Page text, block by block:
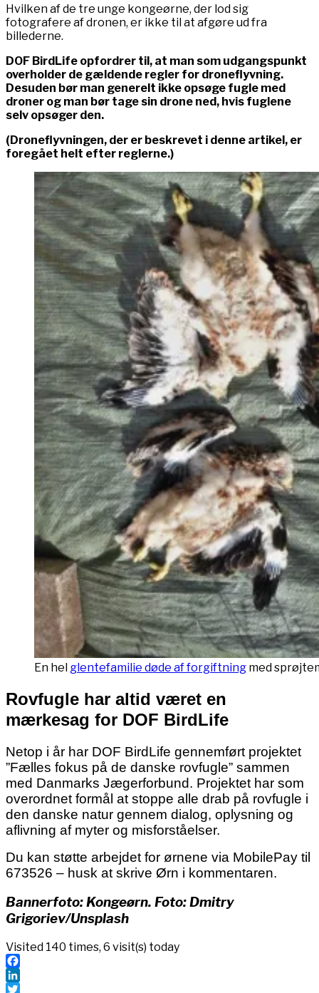
Hvilken af de tre unge kongeørne, der lod sig
fotografere af dronen, er ikke til at afgøre ud fra
billederne.
DOF BirdLife opfordrer til, at man som udgangspunkt
overholder de gældende regler for droneflyvning.
Desuden bør man generelt ikke opsøge fugle med
droner og man bør tage sin drone ned, hvis fuglene
selv opsøger den.
(Droneflyvningen, der er beskrevet i denne artikel, er
foregået helt efter reglerne.)
En hel glentefamilie døde af forgiftning med
Rovfugle har altid været en
mærkesag for DOF BirdLife
Netop i år har DOF BirdLife gennemført projektet
”Fælles fokus på de danske rovfugle” sammen
med Danmarks Jægerforbund. Projektet har som
overordnet formål at stoppe alle drab på rovfugle i
den danske natur gennem dialog, oplysning og
aflivning af myter og misforståelser.
Du kan støtte arbejdet for ørnene via MobilePay til
673526 – husk at skrive Ørn i kommentaren.
Bannerfoto: Kongeørn. Foto: Dmitry
Grigoriev/Unsplash
Visited 140 times, 6 visit(s) today
Facebook
LinkedIn